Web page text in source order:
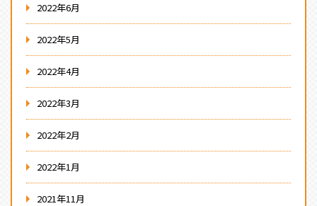
2022年6月
2022年5月
2022年4月
2022年3月
2022年2月
2022年1月
2021年11月